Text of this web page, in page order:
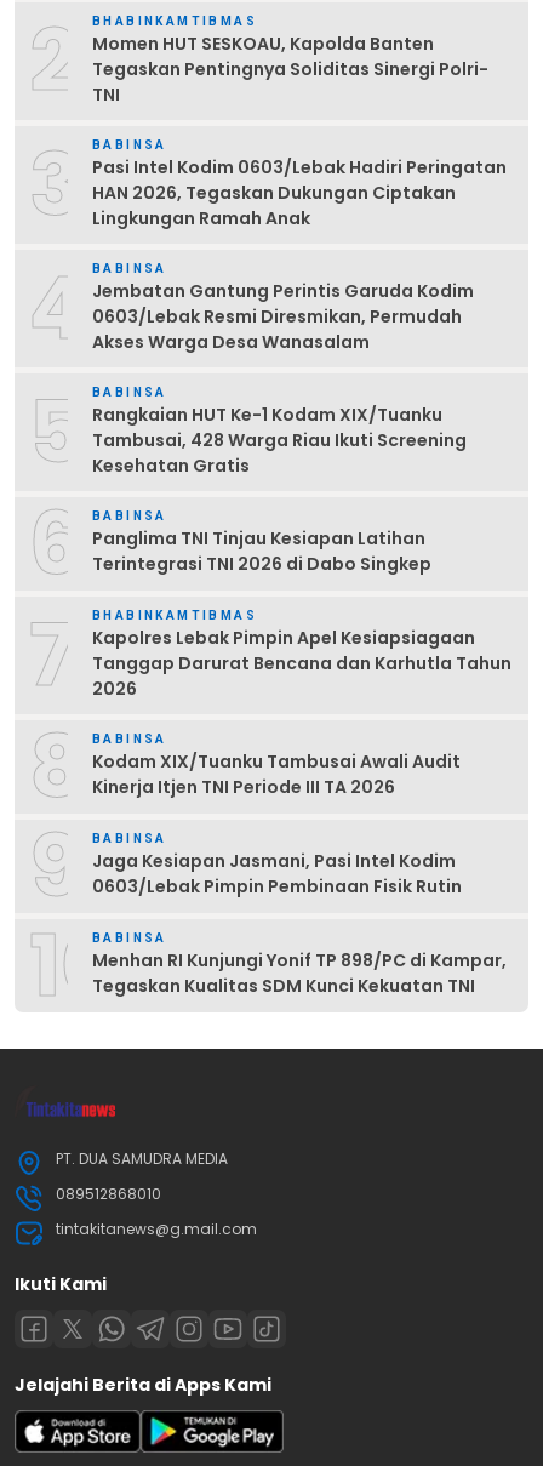
2 BHABINKAMTIBMAS
Momen HUT SESKOAU, Kapolda Banten
Tegaskan Pentingnya Soliditas Sinergi Polri-
TNI
3 BABINSA
Pasi Intel Kodim 0603/Lebak Hadiri Peringatan
HAN 2026, Tegaskan Dukungan Ciptakan
Lingkungan Ramah Anak
4 BABINSA
Jembatan Gantung Perintis Garuda Kodim
0603/Lebak Resmi Diresmikan, Permudah
Akses Warga Desa Wanasalam
5 BABINSA
Rangkaian HUT Ke-1 Kodam XIX/Tuanku
Tambusai, 428 Warga Riau Ikuti Screening
Kesehatan Gratis
6 BABINSA
Panglima TNI Tinjau Kesiapan Latihan
Terintegrasi TNI 2026 di Dabo Singkep
7 BHABINKAMTIBMAS
Kapolres Lebak Pimpin Apel Kesiapsiagaan
Tanggap Darurat Bencana dan Karhutla Tahun
2026
8 BABINSA
Kodam XIX/Tuanku Tambusai Awali Audit
Kinerja Itjen TNI Periode III TA 2026
9 BABINSA
Jaga Kesiapan Jasmani, Pasi Intel Kodim
0603/Lebak Pimpin Pembinaan Fisik Rutin
10BABINSA
Menhan RI Kunjungi Yonif TP 898/PC di Kampar,
Tegaskan Kualitas SDM Kunci Kekuatan TNI
PT. DUA SAMUDRA MEDIA
089512868010
tintakitanews@g.mail.com
Ikuti Kami
Jelajahi Berita di Apps Kami